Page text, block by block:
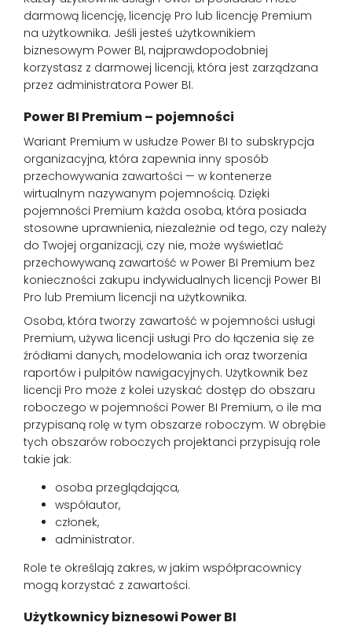
darmową licencję, licencję Pro lub licencję Premium
na użytkownika. Jeśli jesteś użytkownikiem
biznesowym Power BI, najprawdopodobniej
korzystasz z darmowej licencji, która jest zarządzana
przez administratora Power BI.
Power BI Premium – pojemności
Wariant Premium w usłudze Power BI to subskrypcja
organizacyjna, która zapewnia inny sposób
przechowywania zawartości — w kontenerze
wirtualnym nazywanym pojemnością. Dzięki
pojemności Premium każda osoba, która posiada
stosowne uprawnienia, niezależnie od tego, czy należy
do Twojej organizacji, czy nie, może wyświetlać
przechowywaną zawartość w Power BI Premium bez
konieczności zakupu indywidualnych licencji Power BI
Pro lub Premium licencji na użytkownika.
Osoba, która tworzy zawartość w pojemności usługi
Premium, używa licencji usługi Pro do łączenia się ze
źródłami danych, modelowania ich oraz tworzenia
raportów i pulpitów nawigacyjnych. Użytkownik bez
licencji Pro może z kolei uzyskać dostęp do obszaru
roboczego w pojemności Power BI Premium, o ile ma
przypisaną rolę w tym obszarze roboczym. W obrębie
tych obszarów roboczych projektanci przypisują role
takie jak:
osoba przeglądająca,
współautor,
członek,
administrator.
Role te określają zakres, w jakim współpracownicy
mogą korzystać z zawartości.
Użytkownicy biznesowi Power BI